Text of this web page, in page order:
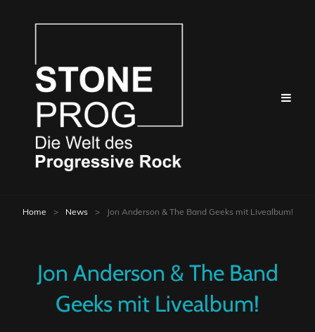
Home > News > Jon Anderson & The Band Geeks mit Livealbum!
Jon Anderson & The Band
Geeks mit Livealbum!